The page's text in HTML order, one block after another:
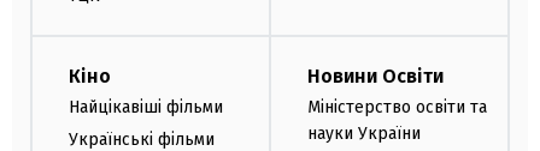
Кіно
Найцікавіші фільми
Українські фільми
Новини Освіти
Міністерство освіти та
науки України